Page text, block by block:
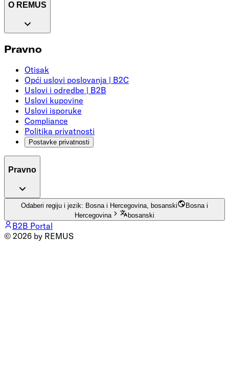
O REMUS
Pravno
Otisak
Opći uslovi poslovanja | B2C
Uslovi i odredbe | B2B
Uslovi kupovine
Uslovi isporuke
Compliance
Politika privatnosti
Postavke privatnosti
Pravno
Odaberi regiju i jezik: Bosna i Hercegovina, bosanski
Bosna i
Hercegovina
bosanski
B2B Portal
© 2026 by REMUS